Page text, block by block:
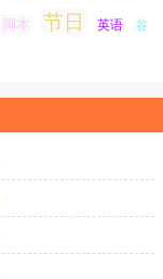
脚本 节日 英语 谷